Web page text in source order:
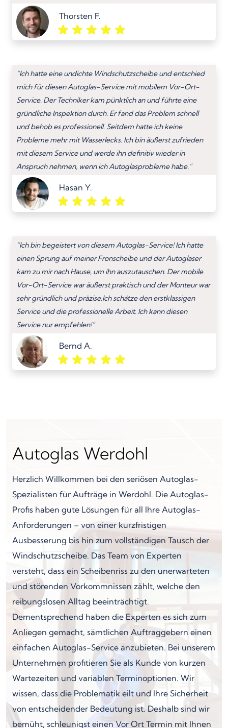
Thorsten F.
“Ich hatte eine undichte Windschutzscheibe und entschied
mich für diesen Autoglas-Service mit mobilem Vor-Ort-
Service. Der Techniker kam pünktlich an und führte eine
gründliche Inspektion durch. Er fand das Problem schnell
und behob es professionell. Seitdem hatte ich keine
Probleme mehr mit Wasserlecks. Ich bin äußerst zufrieden
mit diesem Service und werde ihn definitiv wieder in
Anspruch nehmen, wenn ich Autoglasprobleme habe.”
Hasan Y.
“Ich bin begeistert von diesem Autoglas-Service! Ich hatte
einen Sprung auf meiner Fronscheibe und der Autoglaser
kam zu mir nach Hause, um ihn auszutauschen. Der mobile
Vor-Ort-Service war äußerst praktisch und der Monteur war
sehr gründlich und präzise.Ich schätze den erstklassigen
Service und die professionelle Arbeit. Ich kann diesen
Service nur empfehlen!”
Bernd A.
Autoglas Werdohl
Herzlich Willkommen bei den seriösen Autoglas-
Spezialisten für Aufträge in Werdohl. Die Autoglas-
Profis haben gute Lösungen für all Ihre Autoglas-
Anforderungen – von einer kurzfristigen
Ausbesserung bis hin zum vollständigen Tausch der
Windschutzscheibe. Das Team von Experten
versteht, dass ein Scheibenriss zu den unerwarteten
und störenden Vorkommnissen zählt, welche den
reibungslosen Alltag beeinträchtigt.
Dementsprechend haben die Experten es sich zum
Anliegen gemacht, sämtlichen Auftraggebern einen
einfachen Autoglas-Service anzubieten. Bei unserem
Unternehmen profitieren Sie als Kunde von kurzen
Wartezeiten und variablen Terminoptionen. Wir
wissen, dass die Problematik eilt und Ihre Sicherheit
von entscheidender Bedeutung ist. Deshalb sind wir
bemüht, schleunigst einen Vor Ort Termin mit Ihnen